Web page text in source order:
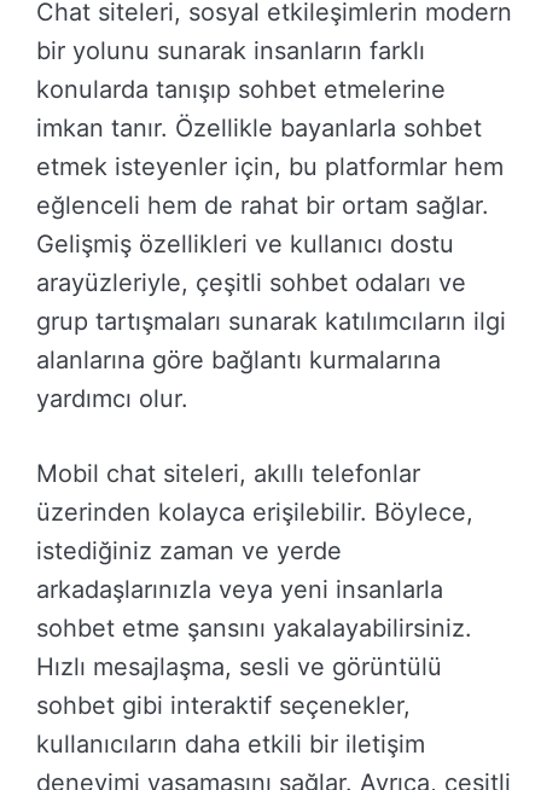
Chat siteleri, sosyal etkileşimlerin modern
bir yolunu sunarak insanların farklı
konularda tanışıp sohbet etmelerine
imkan tanır. Özellikle bayanlarla sohbet
etmek isteyenler için, bu platformlar hem
eğlenceli hem de rahat bir ortam sağlar.
Gelişmiş özellikleri ve kullanıcı dostu
arayüzleriyle, çeşitli sohbet odaları ve
grup tartışmaları sunarak katılımcıların ilgi
alanlarına göre bağlantı kurmalarına
yardımcı olur.
Mobil chat siteleri, akıllı telefonlar
üzerinden kolayca erişilebilir. Böylece,
istediğiniz zaman ve yerde
arkadaşlarınızla veya yeni insanlarla
sohbet etme şansını yakalayabilirsiniz.
Hızlı mesajlaşma, sesli ve görüntülü
sohbet gibi interaktif seçenekler,
kullanıcıların daha etkili bir iletişim
deneyimi yaşamasını sağlar. Ayrıca, çeşitli